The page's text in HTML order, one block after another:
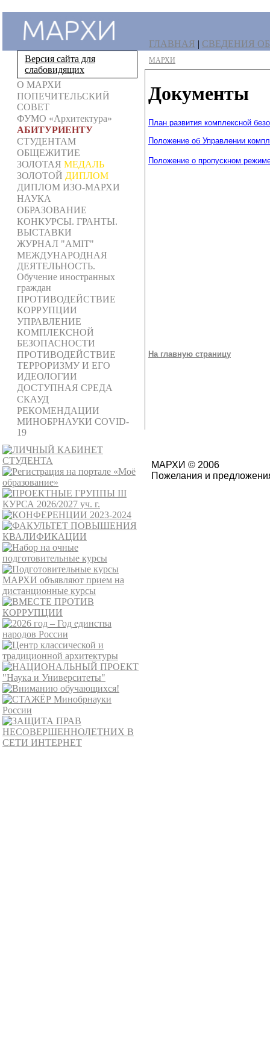
Версия сайта для
слабовидящих
О МАРХИ
ПОПЕЧИТЕЛЬСКИЙ
СОВЕТ
ФУМО «Архитектура»
АБИТУРИЕНТУ
СТУДЕНТАМ
ОБЩЕЖИТИЕ
ЗОЛОТАЯ МЕДАЛЬ
ЗОЛОТОЙ ДИПЛОМ
ДИПЛОМ ИЗО-МАРХИ
НАУКА
ОБРАЗОВАНИЕ
КОНКУРСЫ. ГРАНТЫ.
ВЫСТАВКИ
ЖУРНАЛ "AMIT"
МЕЖДУНАРОДНАЯ
ДЕЯТЕЛЬНОСТЬ.
Обучение иностранных
граждан
ПРОТИВОДЕЙСТВИЕ
КОРРУПЦИИ
УПРАВЛЕНИЕ
КОМПЛЕКСНОЙ
БЕЗОПАСНОСТИ
ПРОТИВОДЕЙСТВИЕ
ТЕРРОРИЗМУ И ЕГО
ИДЕОЛОГИИ
ДОСТУПНАЯ СРЕДА
СКАУД
РЕКОМЕНДАЦИИ
МИНОБРНАУКИ COVID-
19
ГЛАВНАЯ | СВЕДЕНИЯ
МАРХИ
Документы
План развития комплексной
Положение об Управлении
Положение о пропускном
На главную страницу
МАРХИ © 2006
Пожелания и